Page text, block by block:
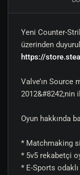
Yeni Counter-
üzerinden
https://
Valve’ın Source
2012&#8242;nin
Oyun hakkında
* Matchmaking
* 5v5 rekabetçi
* E-Sports